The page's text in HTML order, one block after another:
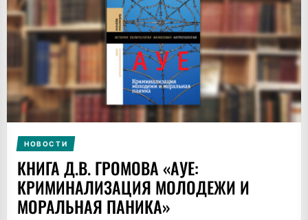
НОВОСТИ
КНИГА Д.В. ГРОМОВА «АУЕ:
КРИМИНАЛИЗАЦИЯ МОЛОДЕЖИ И
МОРАЛЬНАЯ ПАНИКА»